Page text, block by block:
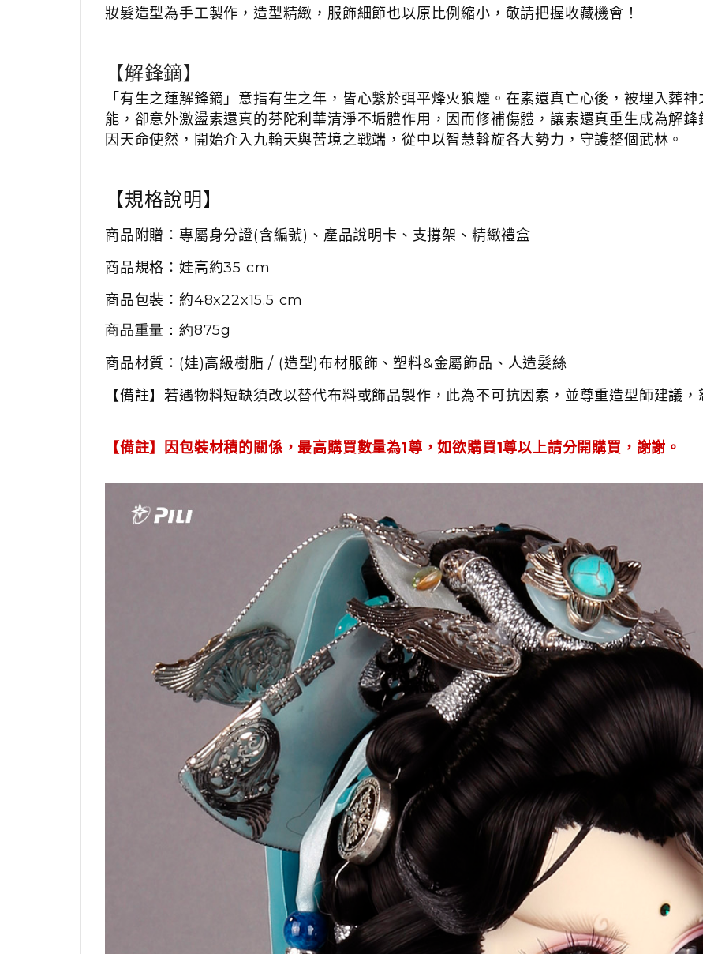
妝髮造型為手工製作，造型精緻，服飾細節也以原比例縮小，敬請把握收藏機會！
【解鋒鏑】
「有生之蓮解鋒鏑」意指有生之年，皆心繫於弭平烽火狼煙。在素還真亡心後，被埋入葬
能，卻意外激盪素還真的芬陀利華清淨不垢體作用，因而修補傷體，讓素還真重生成為解
因天命使然，開始介入九輪天與苦境之戰端，從中以智慧斡旋各大勢力，守護整個武林。
【規格說明】
商品附贈：專屬身分證(含編號) 、產品說明卡、支撐架、精緻禮盒
商品規格：娃高約35 cm
商品包裝：約48x22x15.5 cm
商品重量：約875g
商品材質： (娃)高級樹脂 / (造型)布材服飾、塑料&金屬飾品、人造髮絲
【備註】若遇物料短缺須改以替代布料或飾品製作，此為不可抗因素，並尊重造型師建議
【備註】 因包裝材積的關係，最高購買數量為1尊，如欲購買1尊以上請分開購買，謝謝。